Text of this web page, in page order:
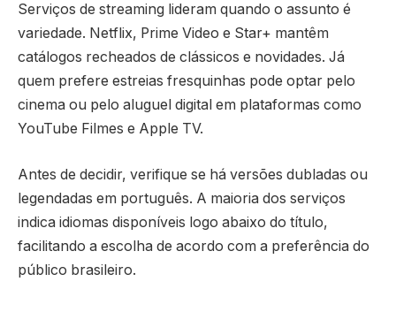
Serviços de streaming lideram quando o assunto é
variedade. Netflix, Prime Video e Star+ mantêm
catálogos recheados de clássicos e novidades. Já
quem prefere estreias fresquinhas pode optar pelo
cinema ou pelo aluguel digital em plataformas como
YouTube Filmes e Apple TV.
Antes de decidir, verifique se há versões dubladas ou
legendadas em português. A maioria dos serviços
indica idiomas disponíveis logo abaixo do título,
facilitando a escolha de acordo com a preferência do
público brasileiro.